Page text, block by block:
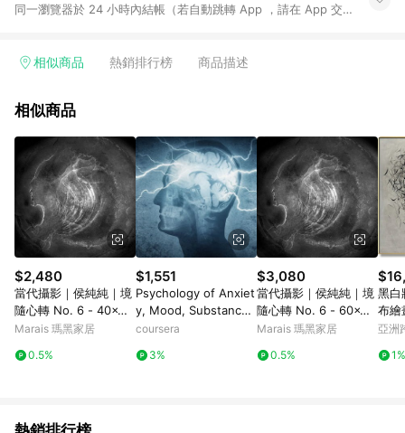
同一瀏覽器於 24 小時內結帳（若自動跳轉 App ，請在 App 交
回饋訂單不得享有 Pinkoi 站方優惠，例如首購優惠，P coins，
行為，不具贈點資格，部分退款不在此限。 6. APP 請更新至
貨後 45 天後發送。 8. 群眾募資商品，禮物卡，開館保證金，補
運費，攤位費等不具贈點資格。 9. LINE 購物站上之商品規格、
顏色、價位、贈品如與 Pinkoi 商品資訊頁及購物車不符，以
Pinkoi 購物商品資訊頁及購物車標示為準。 10. 點數紅包使用規
則請以點數紅包活動說明為準。 11. 若於 LINE 購物前往 Pinkoi
頁面後才首次下載 Pinkoi APP 並完成訂單，不符合導購資格；承
上，首次下載 Pinkoi APP 後，需透過 LINE 購物前往 Pinkoi 頁
面，方享導購資格。
相似商品 熱銷排行榜 商品描述
相似商品
$2,480
當代攝影｜侯純純｜境
隨心轉 No. 6 - 40x40
cm-單買相紙
Marais 瑪黑家居
0.5%
$1,551
Psychology of Anxiet
y, Mood, Substance
Use, and Addictive B
coursera
3%
$3,080
當代攝影｜侯純純｜境
隨心轉 No. 6 - 60x60
cm-單買相紙
Marais 瑪黑家居
0.5%
黑白
布繪
亞洲
1%